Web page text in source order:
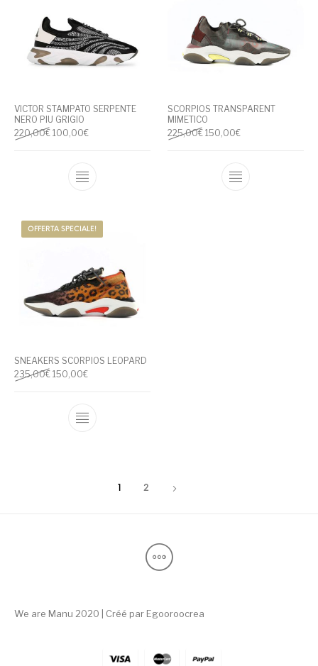
VICTOR STAMPATO SERPENTE
NERO PIU GRIGIO
220,00€ Il prezzo originale era: 220,00€.
100,00€Il prezzo attuale è: 100,00€.
Questo prodotto ha più varianti. Le
SCORPIOS TRANSPARENT
MIMETICO
225,00€ Il prezzo originale era:
150,00€Il prezzo attuale è:
Questo
OFFERTA SPECIALE!
SNEAKERS SCORPIOS LEOPARD
235,00€ Il prezzo originale era: 235,00€.
150,00€Il prezzo attuale è: 150,00€.
Questo prodotto ha più varianti. Le
1 2
We are Manu 2020 | Créé par Egooroocrea